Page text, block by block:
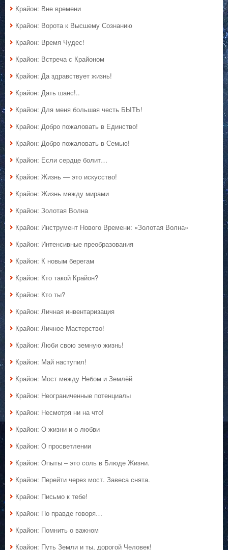
Крайон: Вне времени
Крайон: Ворота к Высшему Сознанию
Крайон: Время Чудес!
Крайон: Встреча с Крайоном
Крайон: Да здравствует жизнь!
Крайон: Дать шанс!..
Крайон: Для меня большая честь БЫТЬ!
Крайон: Добро пожаловать в Единство!
Крайон: Добро пожаловать в Семью!
Крайон: Если сердце болит…
Крайон: Жизнь — это искусство!
Крайон: Жизнь между мирами
Крайон: Золотая Волна
Крайон: Инструмент Нового Времени: «Золотая Волна»
Крайон: Интенсивные преобразования
Крайон: К новым берегам
Крайон: Кто такой Крайон?
Крайон: Кто ты?
Крайон: Личная инвентаризация
Крайон: Личное Мастерство!
Крайон: Люби свою земную жизнь!
Крайон: Май наступил!
Крайон: Мост между Небом и Землёй
Крайон: Неограниченные потенциалы
Крайон: Несмотря ни на что!
Крайон: О жизни и о любви
Крайон: О просветлении
Крайон: Опыты – это соль в Блюде Жизни.
Крайон: Перейти через мост. Завеса снята.
Крайон: Письмо к тебе!
Крайон: По правде говоря…
Крайон: Помнить о важном
Крайон: Путь Земли и ты, дорогой Человек!